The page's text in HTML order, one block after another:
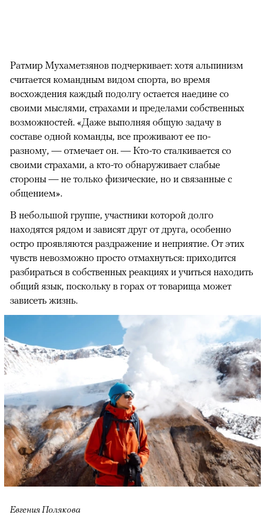
Ратмир Мухаметзянов подчеркивает: хотя альпинизм
считается командным видом спорта, во время
восхождения каждый подолгу остается наедине со
своими мыслями, страхами и пределами собственных
возможностей. «Даже выполняя общую задачу в
составе одной команды, все проживают ее по-
разному, — отмечает он. — Кто-то сталкивается со
своими страхами, а кто-то обнаруживает слабые
стороны — не только физические, но и связанные с
общением».
В небольшой группе, участники которой долго
находятся рядом и зависят друг от друга, особенно
остро проявляются раздражение и неприятие. От этих
чувств невозможно просто отмахнуться: приходится
разбираться в собственных реакциях и учиться находить
общий язык, поскольку в горах от товарища может
зависеть жизнь.
Евгения Полякова